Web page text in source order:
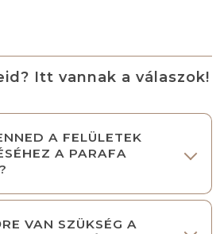
Itt vannak a válaszok!
A FELÜLETEK
A PARAFA
VAN SZÜKSÉG A